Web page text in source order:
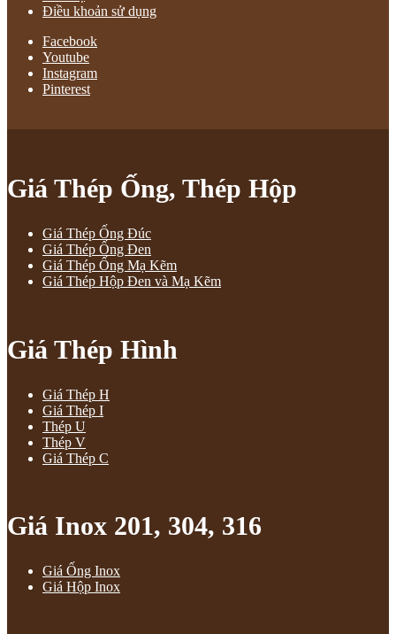
Điều khoản sử dụng
Facebook
Youtube
Instagram
Pinterest
Giá Thép Ống, Thép Hộp
Giá Thép Ống Đúc
Giá Thép Ống Đen
Giá Thép Ống Mạ Kẽm
Giá Thép Hộp Đen và Mạ Kẽm
Giá Thép Hình
Giá Thép H
Giá Thép I
Thép U
Thép V
Giá Thép C
Giá Inox 201, 304, 316
Giá Ống Inox
Giá Hộp Inox